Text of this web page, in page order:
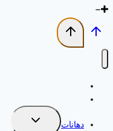
دهانات
تبديل